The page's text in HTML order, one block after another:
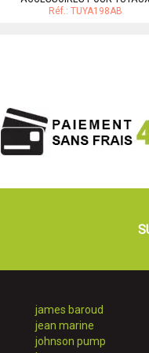
Réf.: TUYA198AB
james baroud
jean marine
johnson pump